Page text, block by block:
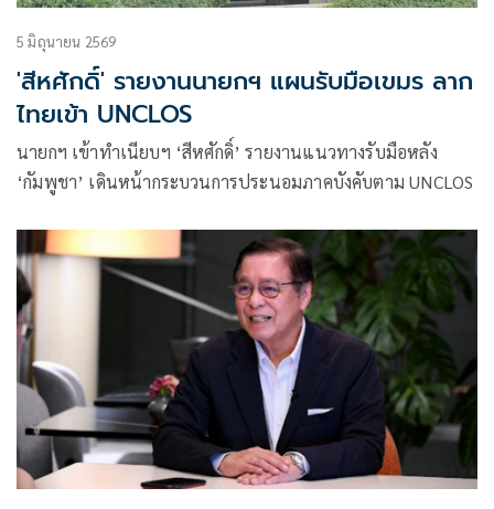
5 มิถุนายน 2569
'สีหศักดิ์' รายงานนายกฯ แผนรับมือเขมร ลาก
ไทยเข้า UNCLOS
นายกฯ เข้าทำเนียบฯ ‘สีหศักดิ์’ รายงานแนวทางรับมือหลัง
‘กัมพูชา’ เดินหน้ากระบวนการประนอมภาคบังคับตาม UNCLOS